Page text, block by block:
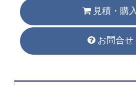
見積・購入
お問合せ